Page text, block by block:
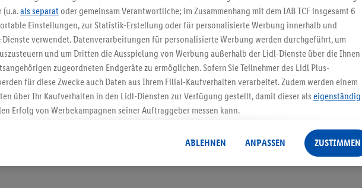
5.95 € Versand sparen³²ᵃ
Jetzt zum Newsletter anmelden
Gutschein sichern!
(u.a.als separat oder gemeinsam Verantwortliche; im Zusammenhang mit dem IAB TCF insgesamt 6
Einstellungen, zur Statistik-Erstellung oder für personalisierte Werbung innerhalb und
verwendet. Datenverarbeitungen für personalisierte Werbung werden durchgeführt, um
und um Dritten die Ausspielung von Werbung außerhalb der Lidl-Dienste über die Ihnen
zugeordneten Endgeräte zu ermöglichen. Sofern Sie Teilnehmer des Lidl Plus-
für diese Zwecke auch Daten aus Ihrem Filial-Kaufverhalten verarbeitet. Zudem werden einem
über Ihr Kaufverhalten in den Lidl-Diensten zur Verfügung gestellt, damit dieser als eigenständig
Erfolg von Werbekampagnen seiner Auftraggeber messen kann.
Dies umfasst die Zusammenführung von Daten (z.B. über Ihre Nutzung der Lidl-Dienste, Ihr
Lidl-Diensten, Informationen aus Ihrem Kundenkonto - z.B. Alter oder Geschlecht - sowie Ihre
auch über verschiedene Endgeräte und Lidl-Dienste hinweg einschließlich dem Speichern von
ABLEHNEN ANPASSEN ZUSTIMMEN